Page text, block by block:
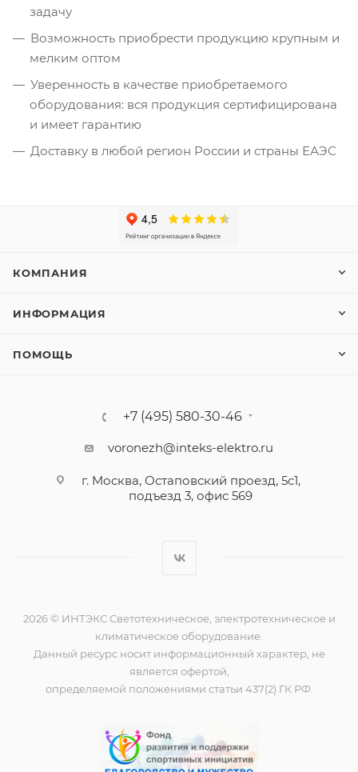
задачу
Возможность приобрести продукцию крупным и
мелким оптом
Уверенность в качестве приобретаемого
оборудования: вся продукция сертифицирована
и имеет гарантию
Доставку в любой регион России и страны ЕАЭС
КОМПАНИЯ
ИНФОРМАЦИЯ
ПОМОЩЬ
+7 (495) 580-30-46
voronezh@inteks-elektro.ru
г. Москва, Остаповский проезд, 5с1,
подъезд 3, офис 569
2026 © ИНТЭКС Светотехническое, электротехническое и
климатическое оборудование.
Данный ресурс носит информационный характер, не
является офертой,
определяемой положениями статьи 437(2) ГК РФ.